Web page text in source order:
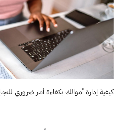
كيفية إدارة أموالك بكفاءة أمر ضروري